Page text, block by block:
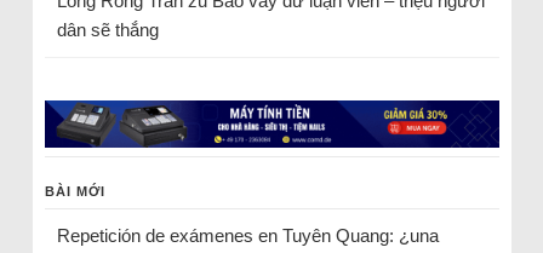
dân sẽ thắng
BÀI MỚI
Repetición de exámenes en Tuyên Quang: ¿una